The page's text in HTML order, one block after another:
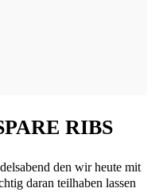
RIBS
den wir heu­te mit
dar­an teil­ha­ben las­sen